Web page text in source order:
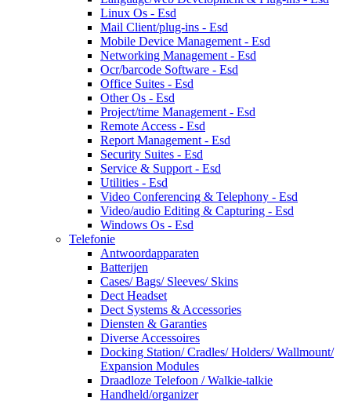
Linux Os - Esd
Mail Client/plug-ins - Esd
Mobile Device Management - Esd
Networking Management - Esd
Ocr/barcode Software - Esd
Office Suites - Esd
Other Os - Esd
Project/time Management - Esd
Remote Access - Esd
Report Management - Esd
Security Suites - Esd
Service & Support - Esd
Utilities - Esd
Video Conferencing & Telephony - Esd
Video/audio Editing & Capturing - Esd
Windows Os - Esd
Telefonie
Antwoordapparaten
Batterijen
Cases/ Bags/ Sleeves/ Skins
Dect Headset
Dect Systems & Accessories
Diensten & Garanties
Diverse Accessoires
Docking Station/ Cradles/ Holders/ Wallmount/
Expansion Modules
Draadloze Telefoon / Walkie-talkie
Handheld/organizer